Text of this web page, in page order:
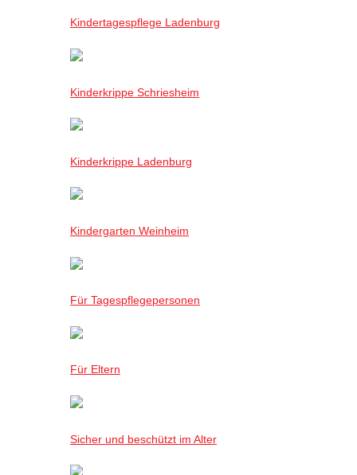
Kindertagespflege Ladenburg
Kinderkrippe Schriesheim
Kinderkrippe Ladenburg
Kindergarten Weinheim
Für Tagespflegepersonen
Für Eltern
Sicher und beschützt im Alter